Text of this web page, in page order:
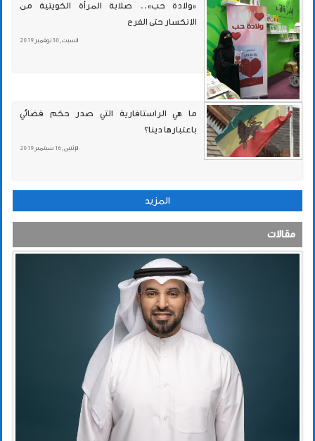
«ولادة حب».. صلابة المرأة الكويتية من
الانكسار حتى الفرح
السبت , 30 نوفمبر 2019
ما هي الراستافارية التي صدر حكم قضائي
باعتبارها دينا؟
الإثنين , 16 سبتمبر 2019
المزيد
مقالات